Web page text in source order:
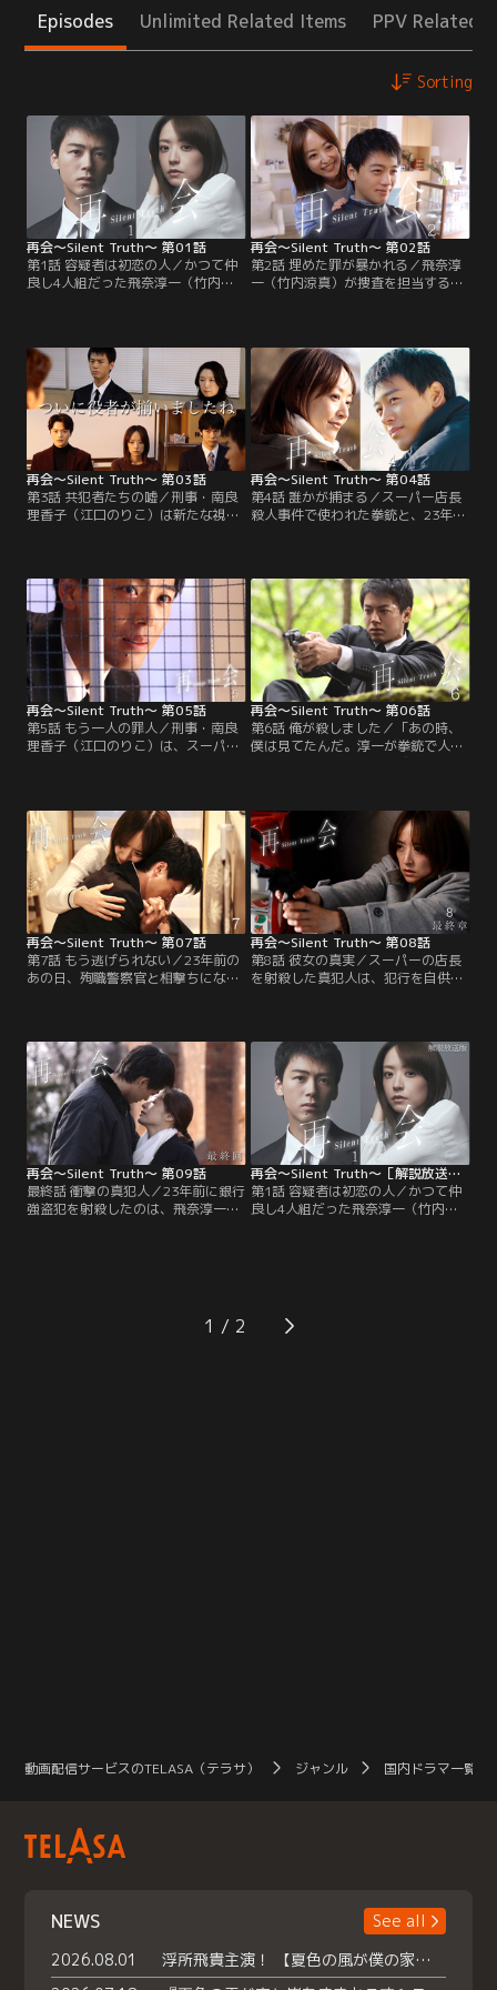
Episodes Unlimited Related Items PPV Related
Sorting
再会～Silent Truth～ 第01話
第1話 容疑者は初恋の人／かつて仲
良し4人組だった飛奈淳一（竹内涼
に、ある事件で使用された≪拳銃≫
を小学校の桜の木の下に埋め、≪誰
にも言えない秘密≫を共有した。あ
れから23年--刑事になった淳一は、
4人組のひとり≪初恋の相手≫・万季
子と再会するのだが…。
再会～Silent Truth～ 第02話
第2話 埋めた罪が暴かれる／飛奈淳
一（竹内涼真）が捜査を担当するス
盗事件で殉職した巡査長・清原和雄
（弓削智久）の拳銃だと判明。しか
も、それは淳一が23年前、仲が良か
った同級生--今回の事件の容疑者と
して浮上した初恋の相手・岩本万季
子（井上真央）…。
再会～Silent Truth～ 第03話
第3話 共犯者たちの嘘／刑事・南良
理香子（江口のりこ）は新たな視点
の事情聴取をしたいと言い出す。23
年前に人知れず持ち去り、タイムカ
プセルに封印した殉職警察官・清原
和雄（弓削智久）の拳銃。今になっ
て、あの拳銃を持ち出し…。
再会～Silent Truth～ 第04話
第4話 誰かが捕まる／スーパー店長
殺人事件で使われた拳銃と、23年前
る上に、和雄の遺体の第一発見者が
飛奈淳一（竹内涼真）、岩本万季子
（井上真央）、清原圭介（瀬戸康
史）、佐久間直人（渡辺大知）--奇
しくも…。
再会～Silent Truth～ 第05話
第5話 もう一人の罪人／刑事・南良
理香子（江口のりこ）は、スーパー
なのか？ そうだとすれば、23年前に
同級生4人で埋めたタイムカプセル
をいつ掘り起こし、凶器の拳銃を持
ち出したのか…。
再会～Silent Truth～ 第06話
第6話 俺が殺しました／「あの時、
僕は見てたんだ。淳一が拳銃で人を
撃ったこと」--。このたび発生した
（渡辺大知）から、≪ずっと隠して
きた23年前の秘密≫を告白された飛
奈淳一（竹内涼真）。直人はこの事
実を他の誰にも口外しないと告げる
が、自らの罪にふたたび直面するこ
とになった淳一の心は…。
再会～Silent Truth～ 第07話
第7話 もう逃げられない／23年前の
あの日、殉職警察官と相撃ちになっ
久間直人（渡辺大知）からもその瞬
間を目撃していたと明かされ、言葉
を失う岩本万季子（井上真央）と清
原圭介（瀬戸康史）。ところが、一
体なぜ…。
再会～Silent Truth～ 第08話
第8話 彼女の真実／スーパーの店長
を射殺した真犯人は、犯行を自供し
の言動から、万季子をかばっている
と確信を強めた飛奈淳一（竹内涼
真）。だが、直人は「僕と万季ちゃ
んにしか分からないことがある」と
つぶやき、頑として自供を覆そうと
しない。
再会～Silent Truth～ 第09話
最終話 衝撃の真犯人／23年前に銀行
強盗犯を射殺したのは、飛奈淳一
ら持ち去って隠し、23年後に発生し
たスーパー店長殺人事件でも使われ
再会～Silent Truth～［解説放送］ 第01話
第1話 容疑者は初恋の人／かつて仲
良し4人組だった飛奈淳一（竹内涼
にも言えない秘密≫を共有した。あ
れから23年--刑事になった淳一は、
1
動画配信サービスのTELASA（テラサ） ジャンル 国内ドラマ一覧（
NEWS
See all
2026.08.01
浮所飛貴主演！ 【夏色の風が僕の家にやってきた】 本日よりテラサで独占配信スタート！